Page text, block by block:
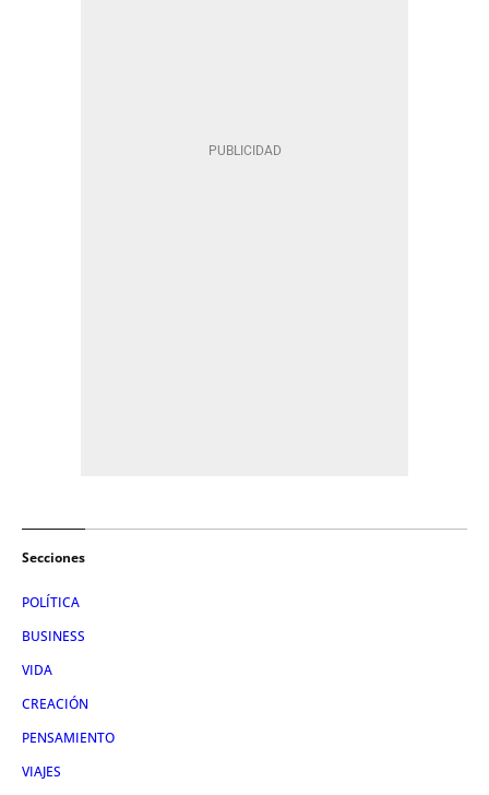
Secciones
POLÍTICA
BUSINESS
VIDA
CREACIÓN
PENSAMIENTO
VIAJES